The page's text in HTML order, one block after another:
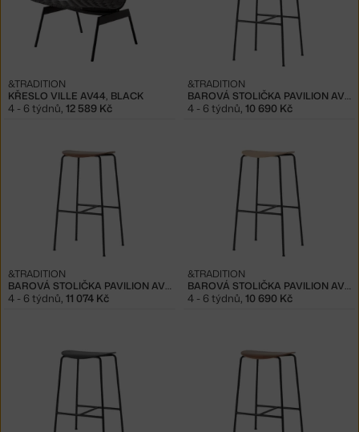
KŘESLO VILLE AV44, BLACK
&TRADITION
4 - 6 týdnů, 12 589 Kč
BAROVÁ STOLIČKA PAVILION AV38, BLACK OAK
&TRADITION
4 - 6 týdnů, 10 690 Kč
BAROVÁ STOLIČKA PAVILION AV38, WALNUT
&TRADITION
4 - 6 týdnů, 11 074 Kč
BAROVÁ STOLIČKA PAVILION AV38, OAK
&TRADITION
4 - 6 týdnů, 10 690 Kč